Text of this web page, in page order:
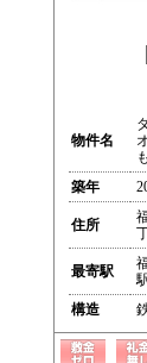
物件名
築年
住所
最寄駅
構造